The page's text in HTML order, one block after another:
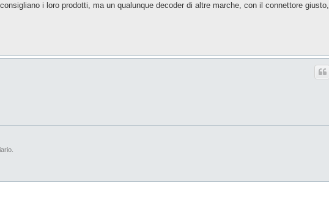
i loro prodotti, ma un qualunque decoder di altre marche, con il connettore giusto,